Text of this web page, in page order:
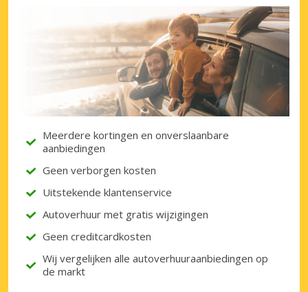
Inloggen met eLink
Meerdere kortingen en onverslaanbare
aanbiedingen
Geen verborgen kosten
Uitstekende klantenservice
Autoverhuur met gratis wijzigingen
Geen creditcardkosten
Wij vergelijken alle autoverhuuraanbiedingen op
de markt